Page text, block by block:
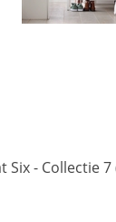
Six - Collectie